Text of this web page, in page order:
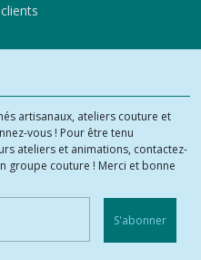
artisanaux, ateliers couture et
vous ! Pour être tenu
ateliers et animations, contactez-
groupe couture ! Merci et bonne
S'abonner